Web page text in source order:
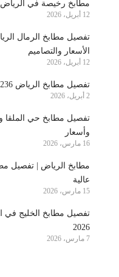
مطابخ رخيصة في
12 أبريل، 2026
الأسعار والتصاميم
12 أبريل، 2026
تفصيل مطابخ الرياض 0510441236
2 أبريل، 2026
تفصيل مطابخ حي
وأسعار
16 مارس، 2026
مطابخ الرياض | تفصيل
عالية
15 مارس، 2026
تفصيل مطابخ الخليج في
2026
7 مارس، 2026